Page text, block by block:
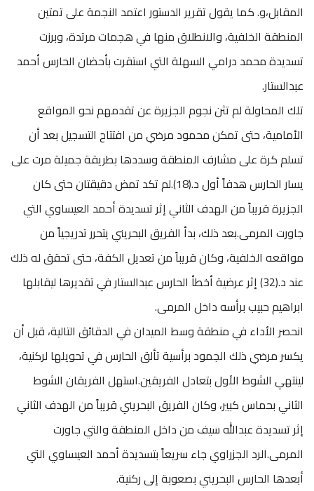
المقابل،و. كما يقول تقرير الدستور اعتمد النجمة على تمتين
المنطقة الخلفية، والانطلاق منها في هجمات مرتدة، وبرزت
تسديدة محمد درامي السهلة التي استقرت بأحضان الحارس أحمد
عبدالستار.
تلك المحاولة لم تثن نجوم الجزيرة عن تقدمهم نحو المواقع
الأمامية، حتى تمكن محمود مرضي من افتتاح التسجيل بعد أن
تسلم كرة على مشارف المنطقة وسددها بطريقة جميلة مرت على
يسار الحارس هدفاً أول د.(18).لم تكد تمض دقيقتان حتى كان
الجزيرة قريباً من الهدف الثاني إثر تسديدة أحمد العيساوي التي
جاورت المرمى.بعد ذلك، بدأ الفريق البحريني يتحرر تدريجياً من
مواقعه الخلفية، وكان قريباً من تعديل الكفة، حتى تحقق له ذلك
عند د.(32) إثر عرضية أخطأ الحارس عبدالستار في تقديرها ليقابلها
ابراهيم حبيب برأسه داخل المرمى.
انحصر الأداء في منطقة وسط الميدان في الدقائق التالية، قبل أن
يكسر مرضي ذلك الجمود برأسية تألق الحارس في تحويلها لركنية،
لينتهي الشوط الأول بتعادل الفريقين.استهل الفريقان الشوط
الثاني بحماس كبير، وكان الفريق البحريني قريباً من الهدف الثاني
إثر تسديدة عبدالله سيف من داخل المنطقة والتي جاورت
المرمى.الرد الجزراوي جاء سريعاً بتسديدة أحمد العيساوي التي
أبعدها الحارس البحريني بصعوبة إلى ركنية.